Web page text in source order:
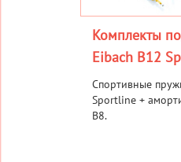
Комплекты
Eibach B12
Спортивные
Sportline +
B8.